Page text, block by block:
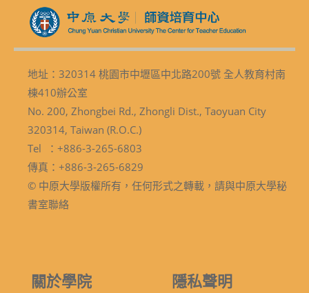
地址：320314 桃園市中壢區中北路200號 全人教育村南
棟410辦公室
No. 200, Zhongbei Rd., Zhongli Dist., Taoyuan City
320314, Taiwan (R.O.C.)
Tel ：+886-3-265-6803
傳真：+886-3-265-6829
© 中原大學版權所有，任何形式之轉載，請與中原大學秘
書室聯絡
關於學院 隱私聲明